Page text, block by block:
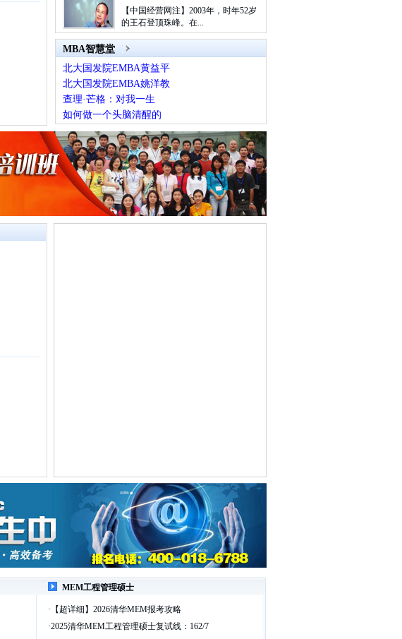
【中国经营网注】2003年，时年52岁
的王石登顶珠峰。在...
MBA智慧堂
北大国发院EMBA黄益平
北大国发院EMBA姚洋教
查理·芒格：对我一生
如何做一个头脑清醒的
真正牛逼的人，都喜欢
巴菲特的17条投资箴言
第三方支付：一场从底
最看重创业者个人修养
MEM工程管理硕士
· 【超详细】2026清华MEM报考攻略
·2025清华MEM工程管理硕士复试线：162/7